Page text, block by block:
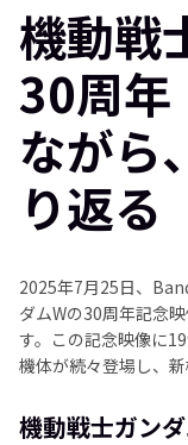
機動戦
30周年
ながら
り返る
2025年7月25日、
ダムWの30周年記念
す。この記念映像に
機体が続々登場し、
機動戦士ガン